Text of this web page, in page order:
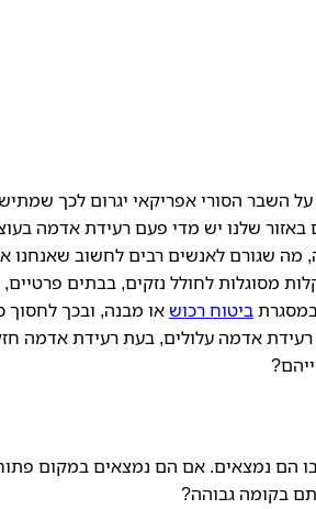
השבר הסורי אפריקאי יגרום לכך
באזור שלנו יש מדי פעם רעידת אדמה
שגורם לאנשים רבים לחשוב שאנחנו
מסוגלות לחולל נזקים, בבתים פרטיים,
ביטוח רכוש או מבנה, ובכך לחסוך
אדמה עלולים, בעת רעידת אדמה
הם נמצאים. אם הם נמצאים במקום
בקומה גבוהה?